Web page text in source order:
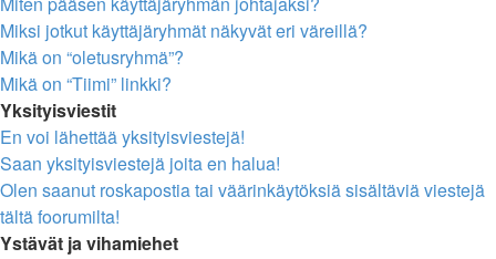
Miksi jotkut käyttäjäryhmät näkyvät eri väreillä?
Mikä on “oletusryhmä”?
Mikä on “Tiimi” linkki?
Yksityisviestit
En voi lähettää yksityisviestejä!
Saan yksityisviestejä joita en halua!
Olen saanut roskapostia tai väärinkäytöksiä sisältäviä viestejä
tältä foorumilta!
Ystävät ja vihamiehet